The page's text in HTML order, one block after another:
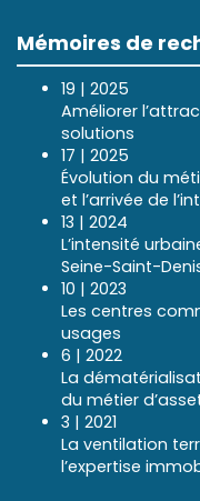
Mémoires de
19 | 2025
Améliorer
solutions
17 | 2025
Évolution du
et l’arrivée de
13 | 2024
L’intensité
Seine-Saint-
10 | 2023
Les centres
usages
6 | 2022
La
du métier
3 | 2021
La ventilation
l’expertise